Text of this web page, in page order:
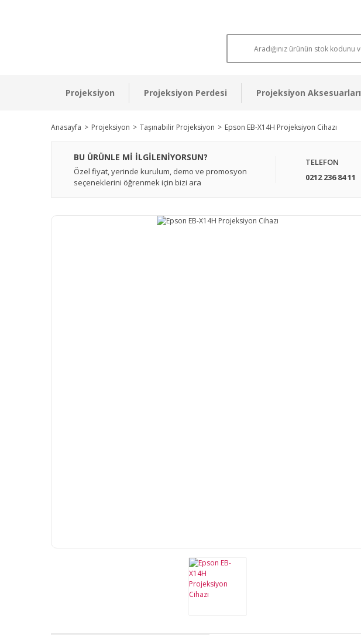
Projeksiyon Projeksiyon Perdesi Projeksiyon Aksesuarları
Anasayfa Projeksiyon Taşınabilir Projeksiyon Epson EB-X14H Projeksiyon Cihazı
BU ÜRÜNLE Mİ İLGİLENİYORSUN?
Özel fiyat, yerinde kurulum, demo ve promosyon
seçeneklerini öğrenmek için bizi ara
TELEFON
0212 236 84 11